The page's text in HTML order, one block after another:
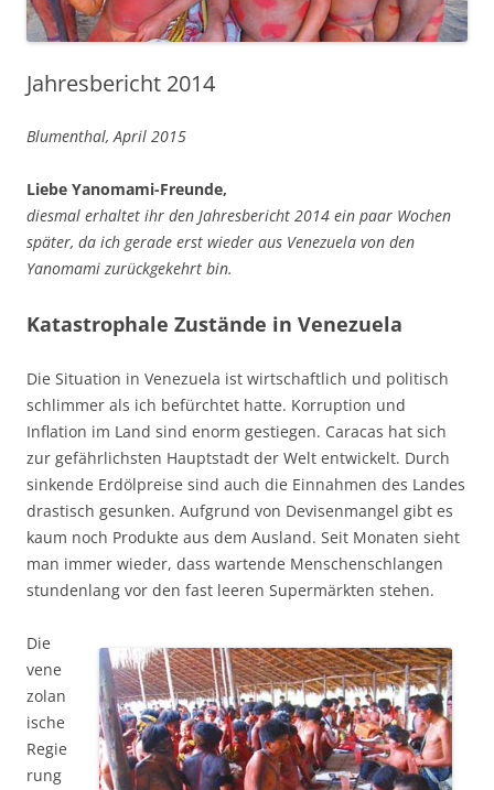
Jahresbericht 2014
Blumenthal, April 2015
Liebe Yanomami-Freunde,
diesmal erhaltet ihr den Jahresbericht 2014 ein paar Wochen
später, da ich gerade erst wieder aus Venezuela von den
Yanomami zurückgekehrt bin.
Katastrophale Zustände in Venezuela
Die Situation in Venezuela ist wirtschaftlich und politisch
schlimmer als ich befürchtet hatte. Korruption und
Inflation im Land sind enorm gestiegen. Caracas hat sich
zur gefährlichsten Hauptstadt der Welt entwickelt. Durch
sinkende Erdölpreise sind auch die Einnahmen des Landes
drastisch gesunken. Aufgrund von Devisenmangel gibt es
kaum noch Produkte aus dem Ausland. Seit Monaten sieht
man immer wieder, dass wartende Menschenschlangen
stundenlang vor den fast leeren Supermärkten stehen.
Die
vene
zolan
ische
Regie
rung